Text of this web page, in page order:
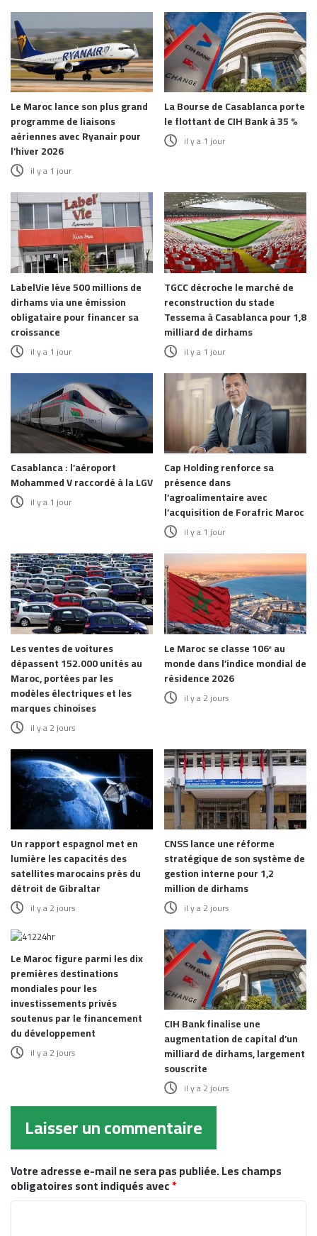
Le Maroc lance son plus grand
programme de liaisons
aériennes avec Ryanair pour
l’hiver 2026
il y a 1 jour
La Bourse de Casablanca porte
le flottant de CIH Bank à 35 %
il y a 1 jour
LabelVie lève 500 millions de
dirhams via une émission
obligataire pour financer sa
croissance
il y a 1 jour
TGCC décroche le marché de
reconstruction du stade
Tessema à Casablanca pour 1,8
milliard de dirhams
il y a 1 jour
Casablanca : l’aéroport
Mohammed V raccordé à la LGV
il y a 1 jour
Cap Holding renforce sa
présence dans
l’agroalimentaire avec
l’acquisition de Forafric Maroc
il y a 1 jour
Les ventes de voitures
dépassent 152.000 unités au
Maroc, portées par les
modèles électriques et les
marques chinoises
il y a 2 jours
Le Maroc se classe 106ᵉ au
monde dans l’indice mondial de
résidence 2026
il y a 2 jours
Un rapport espagnol met en
lumière les capacités des
satellites marocains près du
détroit de Gibraltar
il y a 2 jours
CNSS lance une réforme
stratégique de son système de
gestion interne pour 1,2
million de dirhams
il y a 2 jours
Le Maroc figure parmi les dix
premières destinations
mondiales pour les
investissements privés
soutenus par le financement
du développement
il y a 2 jours
CIH Bank finalise une
augmentation de capital d’un
milliard de dirhams, largement
souscrite
il y a 2 jours
Laisser un commentaire
Votre adresse e-mail ne sera pas publiée.Les champs
obligatoires sont indiqués avec*